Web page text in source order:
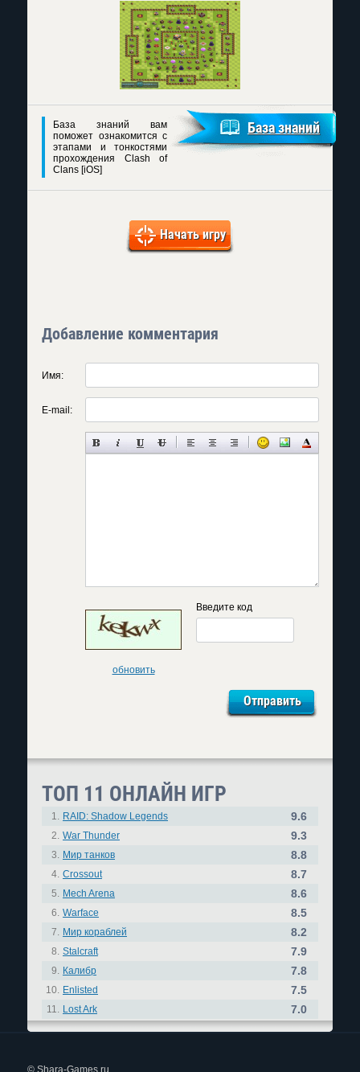
База знаний вам
поможет ознакомится с
этапами и тонкостями
прохождения Clash of
Clans [iOS]
База знаний
Начать игру
Добавление комментария
Имя:
E-mail:
обновить
Введите код
ТОП 11 ОНЛАЙН ИГР
1. RAID: Shadow Legends 9.6
2. War Thunder 9.3
3. Мир танков 8.8
4. Crossout 8.7
5. Mech Arena 8.6
6. Warface 8.5
7. Мир кораблей 8.2
8. Stalcraft 7.9
9. Калибр 7.8
10. Enlisted 7.5
11. Lost Ark 7.0
© Shara-Games.ru